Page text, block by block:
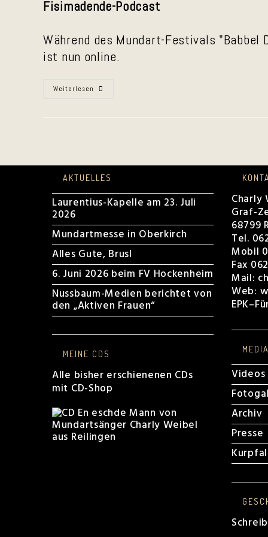
Fisimadende-Podcast
Während des Mundart-Festivals
ist nun online.
Weiterlesen Fisimadende
AKTUELLES
Laurentius-Kapelle am 23. Juli
2026
Mundartmesse in Oberkirch
Alles Gute, Brusl
6. Juni 2026 beim FV Hockenheim
Nussbaum-Medien berichtet von
den „Aktiven Frauen“
MEINE CDS
Alle bisher erschienenen CDs
mit CD-Shop
Charly
Graf-
68799
Tel.
Mobil
Fax
Mail:
Web:
EPK–
MEDIA
Videos
Archiv
Presse